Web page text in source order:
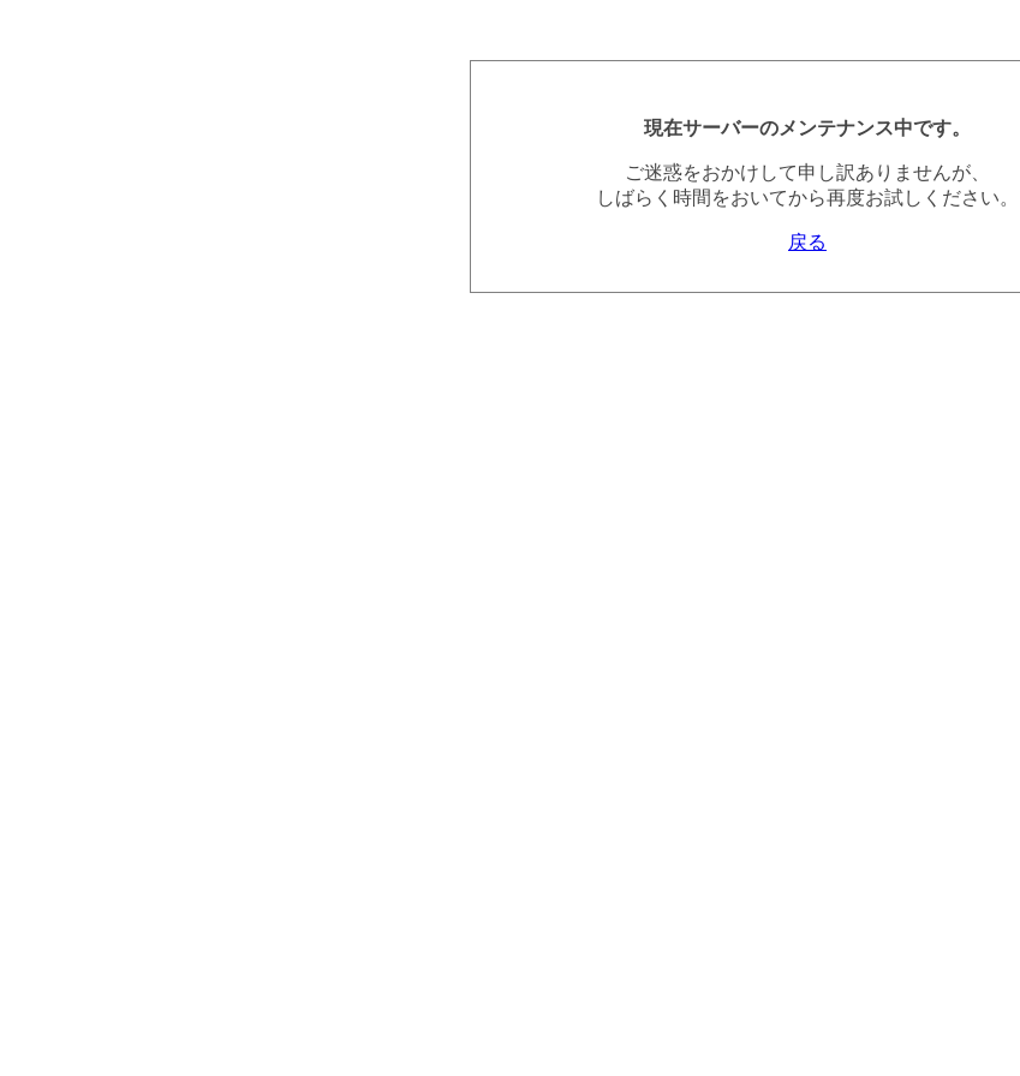
現在サーバーのメンテナンス中です。
ご迷惑をおかけして申し訳ありませんが、
しばらく時間をおいてから再度お試しください。
戻る